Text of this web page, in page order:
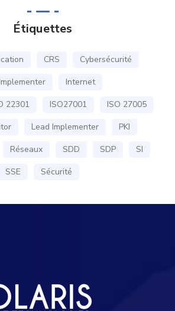
Étiquettes
CRS
Cybersécurité
Implementer
Internet
22301 ISO27001
ISO 27005
Lead Implementer
PKI
Réseaux SDD SDP
SI
SSE Sécurité